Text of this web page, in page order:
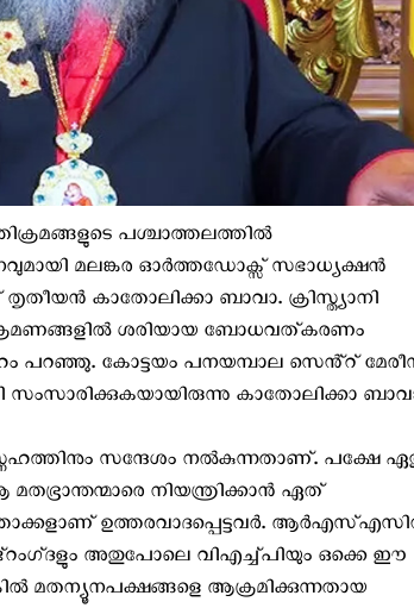
പശ്ചാത്തലത്തിൽ
മലങ്കര ഓർത്തഡോക്സ് സഭാധ്യക്ഷൻ
കാതോലിക്കാ ബാവാ. ക്രിസ്ത്യാനി
ശരിയായ ബോധവത്കരണം
പറഞ്ഞു. കോട്ടയം പനയമ്പാല സെൻ്റ്
സംസാരിക്കുകയായിരുന്നു കാതോലിക്കാ
സന്ദേശം നൽകുന്നതാണ്. പക്ഷേ
നിയന്ത്രിക്കാൻ ഏത്
ഉത്തരവാദപ്പെട്ടവര്‍.
അതുപോലെ വിഎച്ച്‌പിയും ഒക്കെ ഈ
മതന്യൂനപക്ഷങ്ങളെ ആക്രമിക്കുന്നതായ